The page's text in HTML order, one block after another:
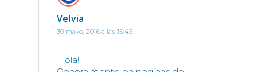
Velvia
30 mayo, 2016 a las 15:46
Hola!